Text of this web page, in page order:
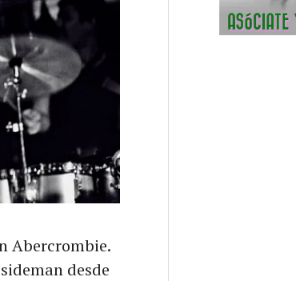
Abercrombie.
desde